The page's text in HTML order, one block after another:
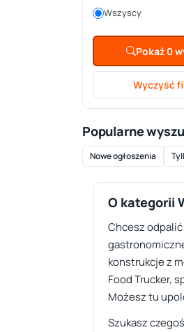
Wszyscy
Pokaż 0
Wyczyść
Popularne
Nowe ogłoszenia
O kategorii
Chcesz
konstrukcje z
Food Trucker,
Możesz tu
Szukasz